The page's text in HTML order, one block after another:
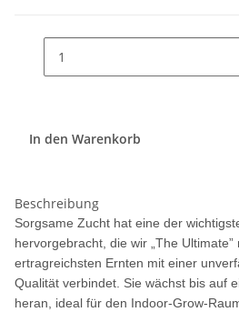
In den Warenkorb
Beschreibung
Sorgsame Zucht hat eine der
hervorgebracht, die wir „The
ertragreichsten Ernten mit einer
Qualität verbindet. Sie wächst bis auf
heran, ideal für den Indoor-Grow-